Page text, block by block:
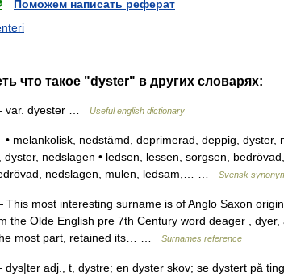
Поможем написать реферат
что такое "dyster" в других словарях:
dyester … Useful english dictionary
melankolisk, nedstämd, deprimerad, deppig, dyster,
dyster, nedslagen • ledsen, lessen, sorgsen,
nedslagen, mulen, ledsam,… …
Svensk
most interesting surname is of Anglo Saxon
the Olde English pre 7th Century word deager ,
most part, retained its… …
Surnames reference
adj., t, dystre; en dyster skov; se dystert på